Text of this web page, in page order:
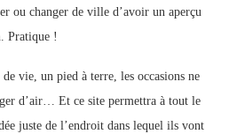
ou changer de ville d’avoir un aperçu
Pratique !
vie, un pied à terre, les occasions ne
d’air… Et ce site permettra à tout le
juste de l’endroit dans lequel ils vont